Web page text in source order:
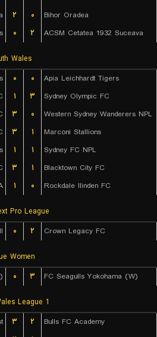
۲ ۰
Bihor Oradea
۰ ۲ ACSM Cetatea 1932 Suceava
Wales
۰ ۰
Apia Leichhardt Tigers
۱ ۳
Sydney Olympic FC
۳ ۰
Western Sydney Wanderers NPL
۳ ۱
Marconi Stallions
۱ ۱
Sydney FC NPL
۳ ۱
Blacktown City FC
۱ ۰ Rockdale Ilinden FC
Pro League
۰ ۲ Crown Legacy FC
Women
۰ ۳ FC Seagulls Yokohama (W)
League 1
۳ ۲
Bulls FC Academy